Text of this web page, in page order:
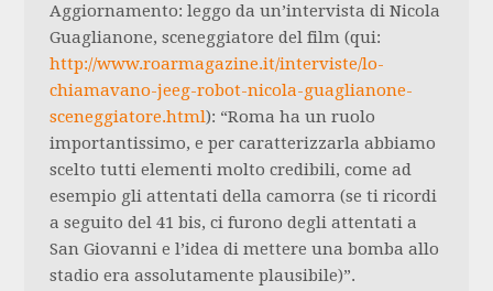
Aggiornamento: leggo da un’intervista di Nicola
Guaglianone, sceneggiatore del film (qui:
http://www.roarmagazine.it/interviste/lo-
chiamavano-jeeg-robot-nicola-guaglianone-
sceneggiatore.html): “Roma ha un ruolo
importantissimo, e per caratterizzarla abbiamo
scelto tutti elementi molto credibili, come ad
esempio gli attentati della camorra (se ti ricordi
a seguito del 41 bis, ci furono degli attentati a
San Giovanni e l’idea di mettere una bomba allo
stadio era assolutamente plausibile)”.